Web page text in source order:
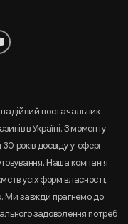
постачальник
в Україні. З моменту
років досвіду у сфері
Наша компанія
усіх форм власності,
Ми завжди прагнемо до
задоволення потреб